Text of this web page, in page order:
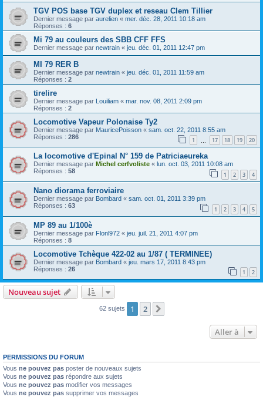
TGV POS base TGV duplex et reseau Clem Tillier
Dernier message par aurelien « mer. déc. 28, 2011 10:18 am
Réponses : 6
Mi 79 au couleurs des SBB CFF FFS
Dernier message par newtrain « jeu. déc. 01, 2011 12:47 pm
MI 79 RER B
Dernier message par newtrain « jeu. déc. 01, 2011 11:59 am
Réponses : 2
tirelire
Dernier message par Louiliam « mar. nov. 08, 2011 2:09 pm
Réponses : 2
Locomotive Vapeur Polonaise Ty2
Dernier message par MauricePoisson « sam. oct. 22, 2011 8:55 am
Réponses : 286 1 17 18 19 20
La locomotive d'Epinal N° 159 de Patriciaeureka
Dernier message par Michel cerfvoliste « lun. oct. 03, 2011 10:08 am
Réponses : 58 1 2 3 4
Nano diorama ferroviaire
Dernier message par Bombard « sam. oct. 01, 2011 3:39 pm
Réponses : 63 1 2 3 4 5
MP 89 au 1/100è
Dernier message par Flonl972 « jeu. juil. 21, 2011 4:07 pm
Réponses : 8
Locomotive Tchèque 422-02 au 1/87 ( TERMINEE)
Dernier message par Bombard « jeu. mars 17, 2011 8:43 pm
Réponses : 26 1 2
Nouveau sujet
62 sujets 1 2
Aller à
PERMISSIONS DU FORUM
Vous ne pouvez pas poster de nouveaux sujets
Vous ne pouvez pas répondre aux sujets
Vous ne pouvez pas modifier vos messages
Vous ne pouvez pas supprimer vos messages